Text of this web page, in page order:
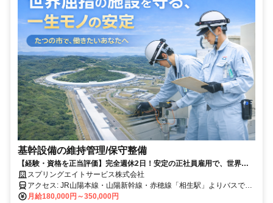
基幹設備の維持管理/保守整備
【経験・資格を正当評価】完全週休2日！安定の正社員雇用で、世界最
高性能の施設「SPring-8」を支えるコアメンバーへ◆必ず2人1組のチー
ム制／残業ほとんどなし
スプリングエイトサービス株式会社
アクセス: JR山陽本線・山陽新幹線・赤穂線「相生駅」よりバスで約
40分 ◆車通勤OK
月給180,000円～350,000円